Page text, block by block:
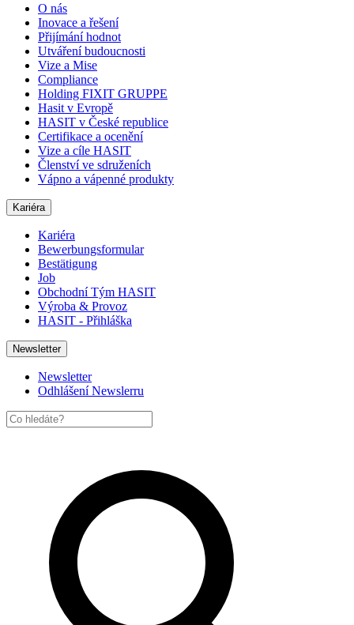
O nás
Inovace a řešení
Přijímání hodnot
Utváření budoucnosti
Vize a Mise
Compliance
Holding FIXIT GRUPPE
Hasit v Evropě
HASIT v České republice
Certifikace a ocenění
Vize a cíle HASIT
Členství ve sdruženích
Vápno a vápenné produkty
Kariéra
Kariéra
Bewerbungsformular
Bestätigung
Job
Obchodní Tým HASIT
Výroba & Provoz
HASIT - Přihláška
Newsletter
Newsletter
Odhlášení Newslerru